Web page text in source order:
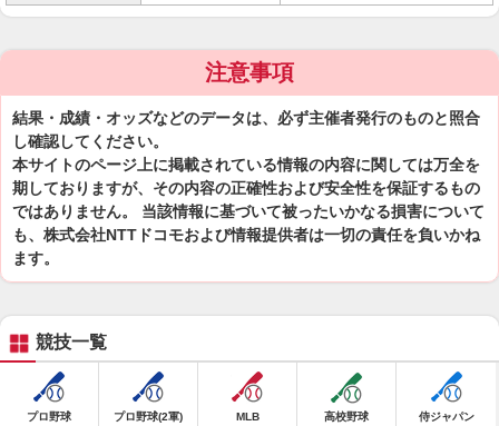
注意事項
結果・成績・オッズなどのデータは、必ず主催者発行のものと照合
し確認してください。
本サイトのページ上に掲載されている情報の内容に関しては万全を
期しておりますが、その内容の正確性および安全性を保証するもの
ではありません。 当該情報に基づいて被ったいかなる損害について
も、株式会社NTTドコモおよび情報提供者は一切の責任を負いかね
ます。
競技一覧
プロ野球 プロ野球(2軍) MLB 高校野球 侍ジャパン